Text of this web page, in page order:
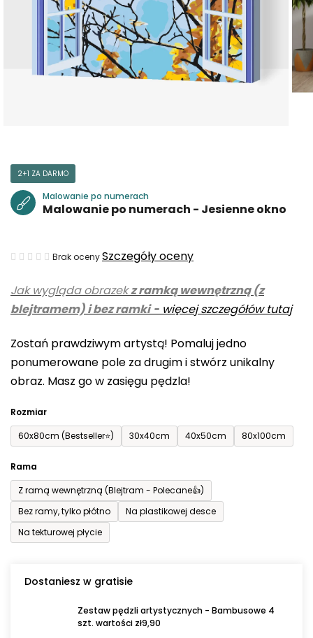
Jak wygląda obrazekz ramką wewnętrzną (z
blejtramem) i bez ramki- więcej szczegółów tutaj
Zostań prawdziwym artystą! Pomaluj jedno
ponumerowane pole za drugim i stwórz unikalny
obraz. Masz go w zasięgu pędzla!
Rozmiar
60x80cm (Bestseller⭐)
30x40cm 40x50cm 80x100cm
Rama
Z ramą wewnętrzną (Blejtram - Polecane👍)
Bez ramy, tylko płótno
Na plastikowej desce
Na tekturowej płycie
Dostaniesz w gratisie
Zestaw pędzli artystycznych - Bambusowe 4
szt. wartości zł9,90
2+1 ZA DARMO
Malowanie po numerach
Malowanie po numerach - Jesienne okno
Średnia
produktu
wynosi
na
5
gwiazdek.
Brak ocenySzczegóły oceny